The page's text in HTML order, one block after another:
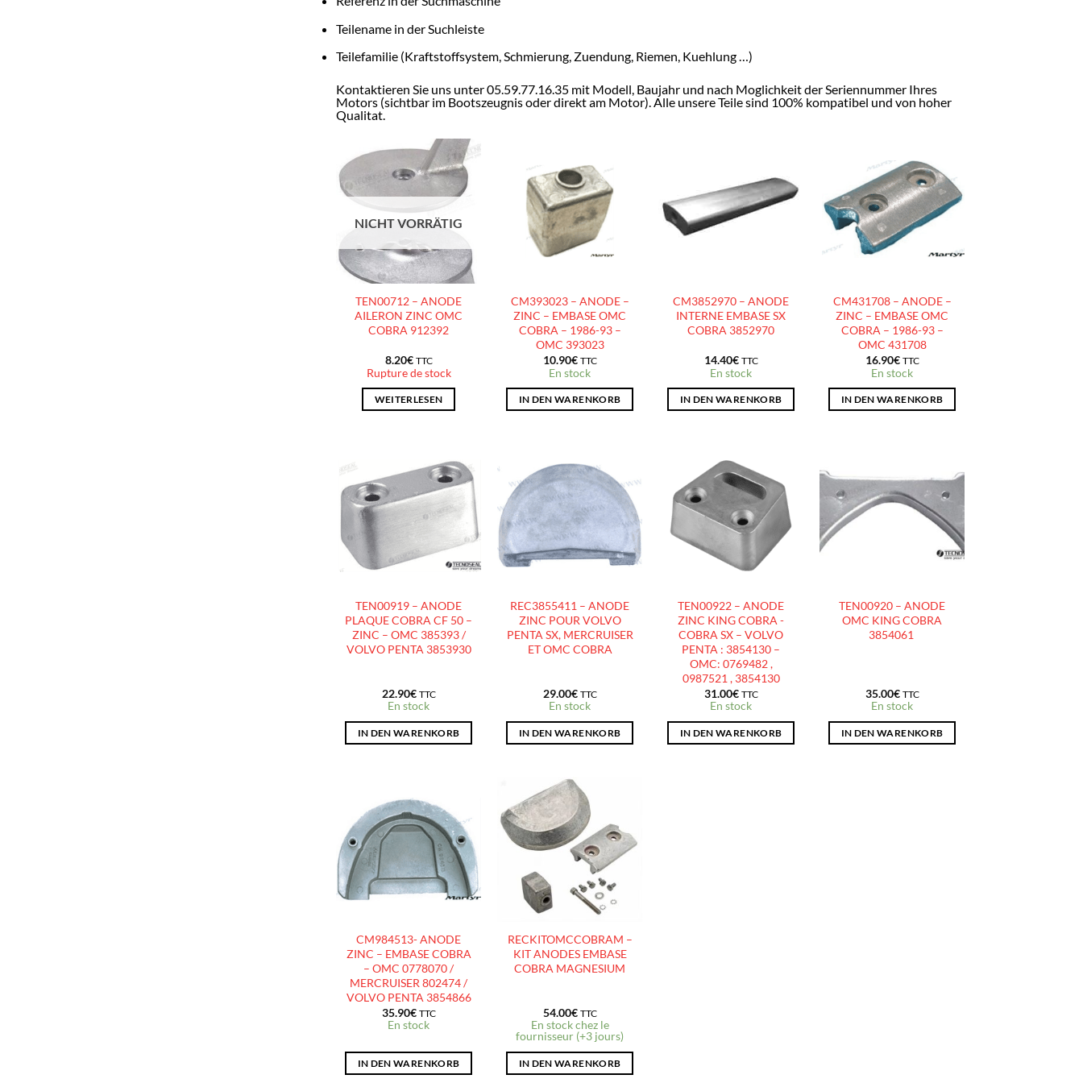
Teilename in der Suchleiste
Teilefamilie (Kraftstoffsystem, Schmierung, Zuendung, Riemen, Kuehlung …)
Kontaktieren Sie uns unter 05.59.77.16.35 mit Modell, Baujahr und nach Moglichkeit der Seriennummer Ihres
Motors (sichtbar im Bootszeugnis oder direkt am Motor). Alle unsere Teile sind 100% kompatibel und von hoher
Qualitat.
AJOUTER
À LA
LISTE
D’ENVIES
NICHT VORRÄTIG
TEN00712 – ANODE
AILERON ZINC OMC
COBRA 912392
8.20€ TTC
Rupture de stock
WEITERLESEN
AJOUTER
À LA
LISTE
D’ENVIES
CM393023 – ANODE –
ZINC – EMBASE OMC
COBRA – 1986-93 –
OMC 393023
10.90€ TTC
En stock
IN DEN WARENKORB
AJOUTER
À LA
LISTE
CM3852970 – ANODE
INTERNE EMBASE SX
COBRA 3852970
14.40€ TTC
En stock
IN DEN WARENKORB
AJOUTER
À LA
LISTE
D’ENVIES
CM431708 – ANODE –
ZINC – EMBASE OMC
COBRA – 1986-93 –
OMC 431708
16.90€ TTC
En stock
IN DEN WARENKORB
AJOUTER
LISTE
TEN00919 – ANODE
PLAQUE COBRA CF 50 –
ZINC – OMC 385393 /
VOLVO PENTA 3853930
22.90€ TTC
En stock
IN DEN WARENKORB
AJOUTER
À LA
LISTE
D’ENVIES
REC3855411 – ANODE
ZINC POUR VOLVO
PENTA SX, MERCRUISER
ET OMC COBRA
29.00€ TTC
En stock
IN DEN WARENKORB
AJOUTER
À LA
LISTE
D’ENVIES
TEN00922 – ANODE
ZINC KING COBRA -
COBRA SX – VOLVO
PENTA : 3854130 –
OMC: 0769482 ,
0987521 , 3854130
31.00€ TTC
En stock
IN DEN WARENKORB
AJOUTER
À LA
LISTE
D’ENVIES
TEN00920 – ANODE
OMC KING COBRA
3854061
35.00€ TTC
En stock
IN DEN WARENKORB
AJOUTER
À LA
LISTE
D’ENVIES
CM984513- ANODE
ZINC – EMBASE COBRA
– OMC 0778070 /
MERCRUISER 802474 /
VOLVO PENTA 3854866
35.90€ TTC
En stock
IN DEN WARENKORB
AJOUTER
À LA
LISTE
D’ENVIES
RECKITOMCCOBRAM –
KIT ANODES EMBASE
COBRA MAGNESIUM
54.00€ TTC
En stock chez le
fournisseur (+3 jours)
IN DEN WARENKORB